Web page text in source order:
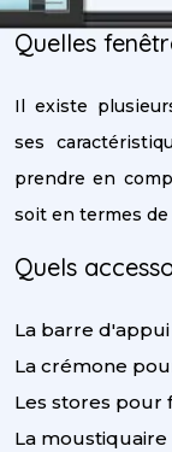
Quelles
Il existe
ses
prendre en
soit en termes
Quels
La barre
La crémone
Les stores pour
La